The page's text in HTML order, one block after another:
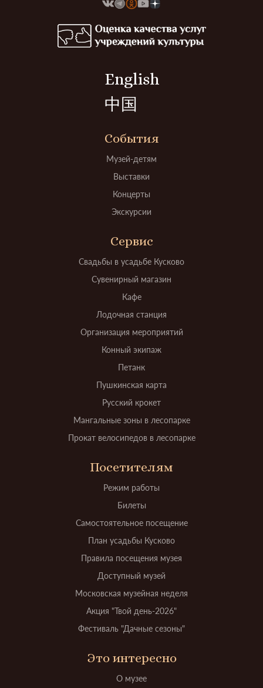
English
中国
События
Музей-детям
Выставки
Концерты
Экскурсии
Сервис
Свадьбы в усадьбе Кусково
Сувенирный магазин
Кафе
Лодочная станция
Организация мероприятий
Конный экипаж
Петанк
Пушкинская карта
Русский крокет
Мангальные зоны в лесопарке
Прокат велосипедов в лесопарке
Посетителям
Режим работы
Билеты
Самостоятельное посещение
План усадьбы Кусково
Правила посещения музея
Доступный музей
Московская музейная неделя
Акция "Твой день-2026"
Фестиваль "Дачные сезоны"
Это интересно
О музее